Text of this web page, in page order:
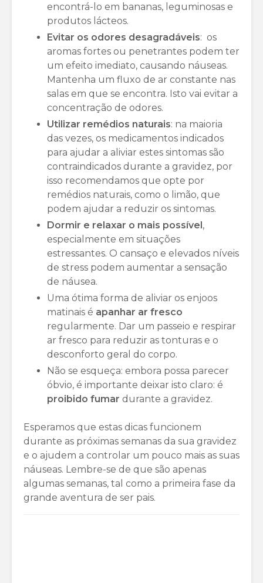
encontrá-lo em bananas, leguminosas e
produtos lácteos.
Evitar os odores desagradáveis: os
aromas fortes ou penetrantes podem ter
um efeito imediato, causando náuseas.
Mantenha um fluxo de ar constante nas
salas em que se encontra. Isto vai evitar a
concentração de odores.
Utilizar remédios naturais: na maioria
das vezes, os medicamentos indicados
para ajudar a aliviar estes sintomas são
contraindicados durante a gravidez, por
isso recomendamos que opte por
remédios naturais, como o limão, que
podem ajudar a reduzir os sintomas.
Dormir e relaxar o mais possível,
especialmente em situações
estressantes. O cansaço e elevados níveis
de stress podem aumentar a sensação
de náusea.
Uma ótima forma de aliviar os enjoos
matinais é apanhar ar fresco
regularmente. Dar um passeio e respirar
ar fresco para reduzir as tonturas e o
desconforto geral do corpo.
Não se esqueça: embora possa parecer
óbvio, é importante deixar isto claro: é
proibido fumar durante a gravidez.
Esperamos que estas dicas funcionem
durante as próximas semanas da sua gravidez
e o ajudem a controlar um pouco mais as suas
náuseas. Lembre-se de que são apenas
algumas semanas, tal como a primeira fase da
grande aventura de ser pais.